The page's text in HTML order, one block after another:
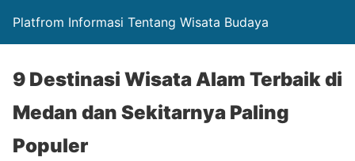
Platfrom Informasi Tentang Wisata Budaya
9 Destinasi Wisata Alam Terbaik di
Medan dan Sekitarnya Paling
Populer